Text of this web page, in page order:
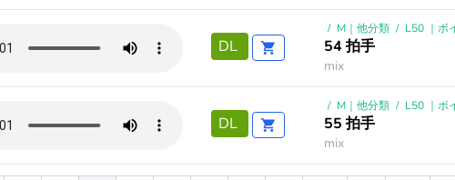
DL
/ M｜他分類 / L50 ｜ボ
54 拍手
mix
DL
/ M｜他分類 / L50 ｜ボ
55 拍手
mix